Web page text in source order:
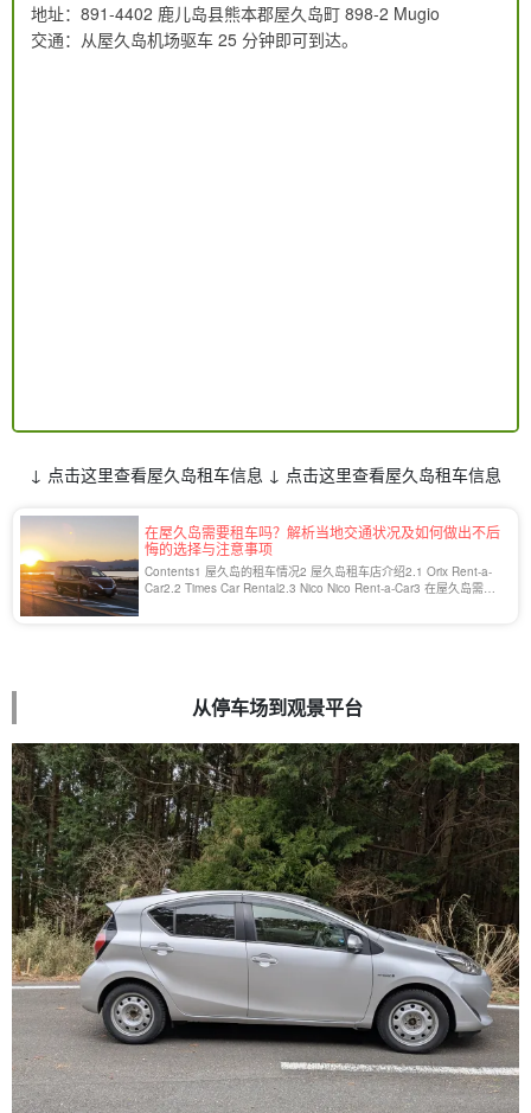
地址：891-4402 鹿儿岛县熊本郡屋久岛町 898-2 Mugio
交通：从屋久岛机场驱车 25 分钟即可到达。
↓ 点击这里查看屋久岛租车信息 ↓ 点击这里查看屋久岛租车信息
在屋久岛需要租车吗？解析当地交通状况及如何做出不后
悔的选择与注意事项
Contents1 屋久岛的租车情况2 屋久岛租车店介绍2.1 Orix Rent-a-
Car2.2 Times Car Rental2.3 Nico Nico Rent-a-Car3 在屋久岛需要
从停车场到观景平台